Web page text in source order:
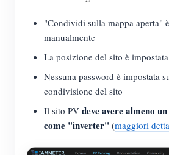
"Condividi sulla mappa aperta"
manualmente
La posizione del sito è
Nessuna password è impostata
condivisione del sito
Il sito PV deve avere almeno
come "inverter" (maggiori